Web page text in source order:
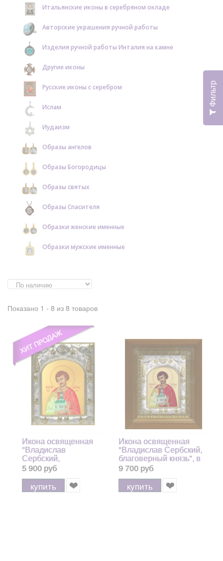
Фильтр
Итальянские иконы в серебряном окладе
Авторские украшения ручной работы
Изделия ручной работы Инталия на камне
Другие иконы
Русские иконы с серебром
Ислам
Иудаизм
Образы ангелов
Образы Богородицы
Образы святых
Образы Спасителя
Образки женские именные
Образки мужские именные
Показано 1 - 8 из 8 товаров
Икона освященная
"Владислав
Сербский,
благоверный князь",
14x18 см арт.27570
5 900 руб
купить
Икона освященная
"Владислав Сербский,
благоверный князь", в
киоте 20x24 см
арт.171731
9 700 руб
купить